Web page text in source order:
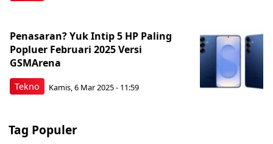
Tekno
Penasaran? Yuk Intip 5 HP Paling
Popluer Februari 2025 Versi
GSMArena
Kamis, 6 Mar 2025 - 11:59
Tag Populer